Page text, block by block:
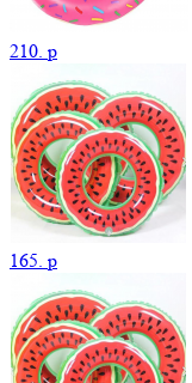
210. p
165. p